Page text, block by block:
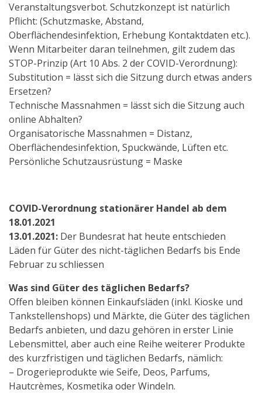
Veranstaltungsverbot. Schutzkonzept ist natürlich
Pflicht: (Schutzmaske, Abstand,
Oberflächendesinfektion, Erhebung Kontaktdaten etc.).
Wenn Mitarbeiter daran teilnehmen, gilt zudem das
STOP-Prinzip (Art 10 Abs. 2 der COVID-Verordnung):
Substitution = lässt sich die Sitzung durch etwas anders
Ersetzen?
Technische Massnahmen = lässt sich die Sitzung auch
online Abhalten?
Organisatorische Massnahmen = Distanz,
Oberflächendesinfektion, Spuckwände, Lüften etc.
Persönliche Schutzausrüstung = Maske
COVID-Verordnung stationärer Handel ab dem
18.01.2021
13.01.2021: Der Bundesrat hat heute entschieden
Läden für Güter des nicht-täglichen Bedarfs bis Ende
Februar zu schliessen
Was sind Güter des täglichen Bedarfs?
Offen bleiben können Einkaufsläden (inkl. Kioske und
Tankstellenshops) und Märkte, die Güter des täglichen
Bedarfs anbieten, und dazu gehören in erster Linie
Lebensmittel, aber auch eine Reihe weiterer Produkte
des kurzfristigen und täglichen Bedarfs, nämlich:
– Drogerieprodukte wie Seife, Deos, Parfums,
Hautcrèmes, Kosmetika oder Windeln.